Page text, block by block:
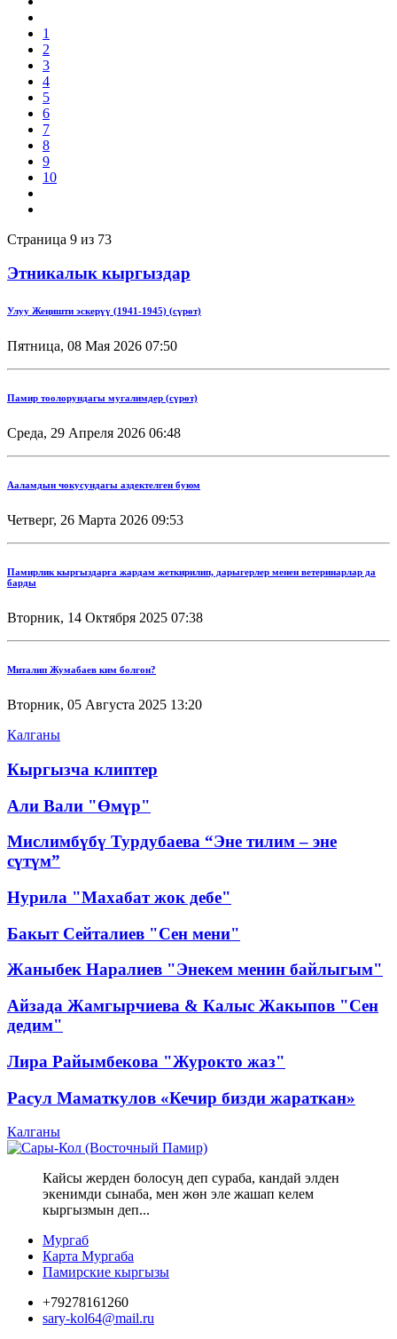
1
2
3
4
5
6
7
8
9
10
Страница 9 из 73
Этникалык кыргыздар
Улуу Жеңишти эскерүү (1941-1945) (сүрөт)
Пятница, 08 Мая 2026 07:50
Памир тоолорундагы мугалимдер (сүрөт)
Среда, 29 Апреля 2026 06:48
Ааламдын чокусундагы аздектелген буюм
Четверг, 26 Марта 2026 09:53
Памирлик кыргыздарга жардам жеткирилип, дарыгерлер менен ветеринарлар да
барды
Вторник, 14 Октября 2025 07:38
Миталип Жумабаев ким болгон?
Вторник, 05 Августа 2025 13:20
Калганы
Кыргызча клиптер
Али Вали "Өмүр"
Мислимбүбү Турдубаева “Эне тилим – эне
сүтүм”
Нурила "Махабат жок дебе"
Бакыт Сейталиев "Сен мени"
Жаныбек Наралиев "Энекем менин байлыгым"
Айзада Жамгырчиева & Калыс Жакыпов "Сен
дедим"
Лира Райымбекова "Журокто жаз"
Расул Маматкулов «Кечир бизди жараткан»
Калганы
Кайсы жерден болосуң деп сураба, кандай элден
экенимди сынаба, мен жөн эле жашап келем
кыргызмын деп...
Мургаб
Карта Мургаба
Памирские кыргызы
+79278161260
sary-kol64@mail.ru